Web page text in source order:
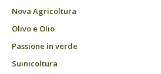
Nova Agricoltura
Olivo e Olio
Passione in verde
Suinicoltura